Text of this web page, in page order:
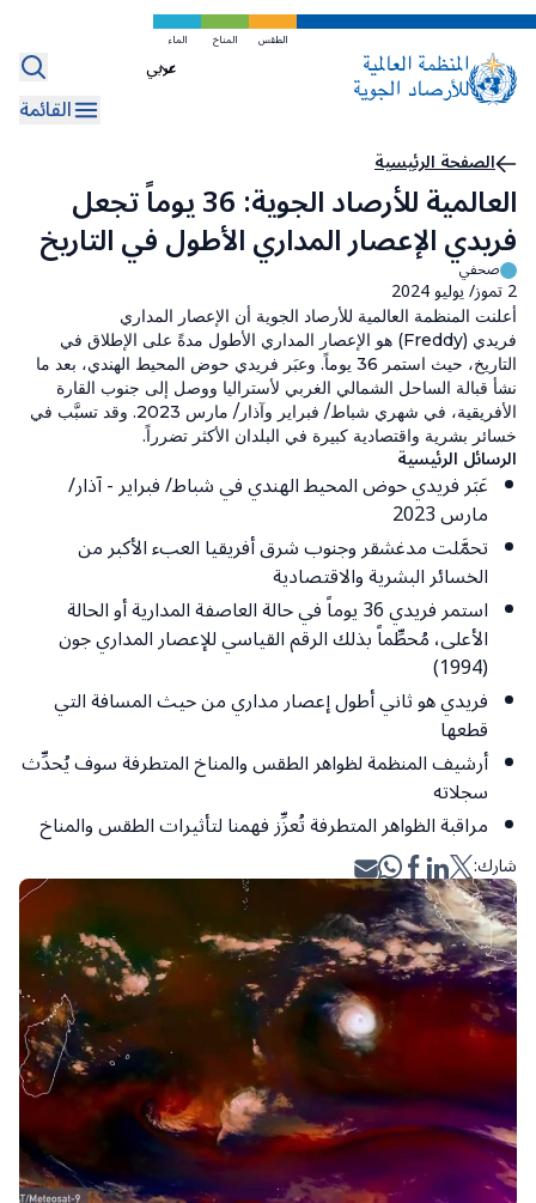
تخطي
المحتوى
الرئيسي
الطقس المناخ الماء
Select
your
القائمة
مسار
التنقل
الصفحة الرئيسية
العالمية للأرصاد الجوية: 36 يوماً تجعل
فريدي الإعصار المداري الأطول في التاريخ
صحفي
2 تموز/ يوليو 2024
أعلنت المنظمة العالمية للأرصاد الجوية أن الإعصار المداري
فريدي (Freddy) هو الإعصار المداري الأطول مدةً على الإطلاق في
التاريخ، حيث استمر 36 يوماً. وعبَر فريدي حوض المحيط الهندي، بعد ما
نشأ قبالة الساحل الشمالي الغربي لأستراليا ووصل إلى جنوب القارة
الأفريقية، في شهري شباط/ فبراير وآذار/ مارس 2023. وقد تسبَّب في
خسائر بشرية واقتصادية كبيرة في البلدان الأكثر تضرراً.
الرسائل الرئيسية
عَبَر فريدي حوض المحيط الهندي في شباط/ فبراير - آذار/
مارس 2023
تحمَّلت مدغشقر وجنوب شرق أفريقيا العبء الأكبر من
الخسائر البشرية والاقتصادية
استمر فريدي 36 يوماً في حالة العاصفة المدارية أو الحالة
الأعلى، مُحطِّماً بذلك الرقم القياسي للإعصار المداري جون
(1994)
فريدي هو ثاني أطول إعصار مداري من حيث المسافة التي
قطعها
أرشيف المنظمة لظواهر الطقس والمناخ المتطرفة سوف يُحدِّث
سجلاته
مراقبة الظواهر المتطرفة تُعزِّز فهمنا لتأثيرات الطقس والمناخ
شارك: